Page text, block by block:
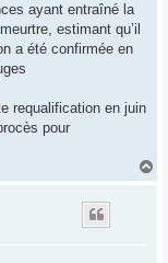
ayant entraîné la
estimant qu’il
a été confirmée en
requalification en juin
pour
a